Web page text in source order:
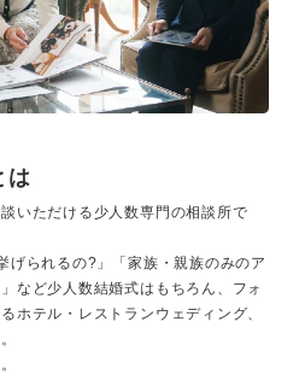
は
いただける少人数専門の相談所で
げられるの?」「家族・親族のみのア
など少人数結婚式はもちろん、フォ
ホテル・レストランウェディング、